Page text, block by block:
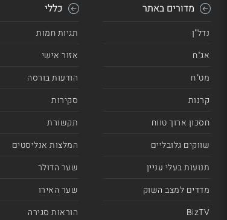
מדורים באתר
נדל"ן
אג"ח
מט"ח
קרנות
חסכון ארוך טווח
שווקים גלובליים
תנועות בעלי עניין
מדדים למצב השוק
BizTV
כללי
תגיות חמות
אזור אישי
הודעות בורסה
סקירות
תקשורת
המלצות אנליסטים
שער הדולר
שער האירו
הוראות סגירה